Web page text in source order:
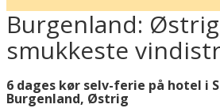
Burgenland:
smukkeste
6 dages kør selv-ferie på hotel i
Burgenland, Østrig